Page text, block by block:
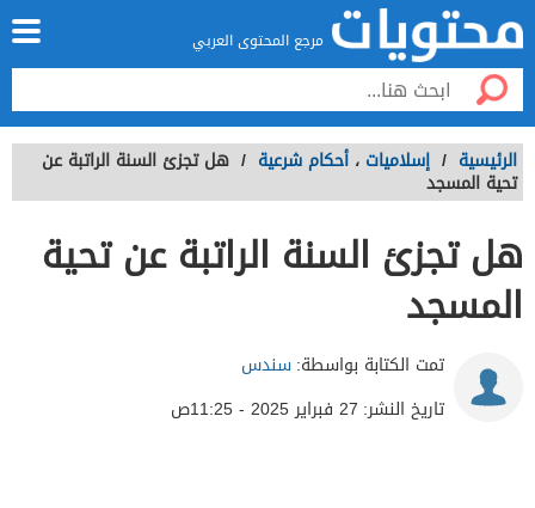
مرجع المحتوى العربي
الرئيسية / إسلاميات ، أحكام شرعية / هل تجزئ السنة الراتبة عن
تحية المسجد
هل تجزئ السنة الراتبة عن تحية
المسجد
تمت الكتابة بواسطة:سندس
تاريخ النشر: 27 فبراير 2025 - 11:25ص